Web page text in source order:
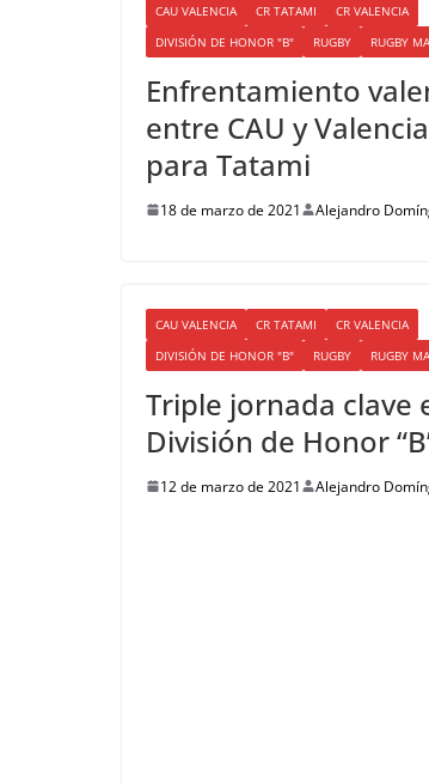
CAU VALENCIA CR TATAMI
CR VALENCIA
DIVISIÓN DE HONOR "B"
RUGBY RUGBY
Enfrentamiento
entre CAU y
para Tatami
18 de marzo de 2021 Alejandro
CAU VALENCIA CR TATAMI
CR VALENCIA
DIVISIÓN DE HONOR "B"
RUGBY RUGBY
Triple jornada clave
División de Honor
12 de marzo de 2021 Alejandro